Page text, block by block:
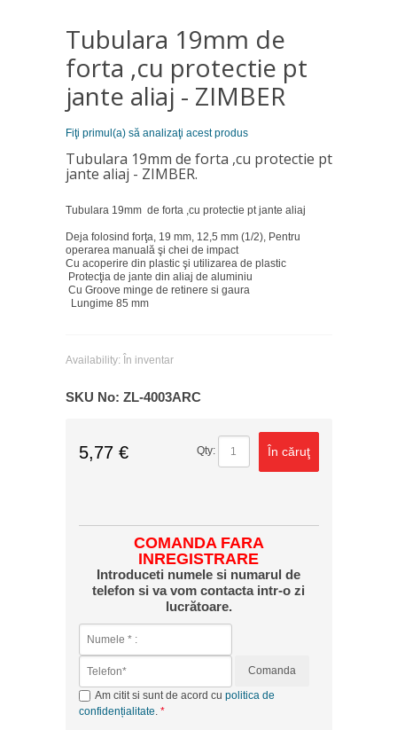
Tubulara 19mm de
forta ,cu protectie pt
jante aliaj - ZIMBER
Fiţi primul(a) să analizaţi acest produs
Tubulara 19mm de forta ,cu protectie pt
jante aliaj - ZIMBER.
Tubulara 19mm de forta ,cu protectie pt jante aliaj
Deja folosind forţa, 19 mm, 12,5 mm (1/2), Pentru
operarea manuală şi chei de impact
Cu acoperire din plastic şi utilizarea de plastic
Protecţia de jante din aliaj de aluminiu
Cu Groove minge de retinere si gaura
Lungime 85 mm
Availability: În inventar
SKU No: ZL-4003ARC
5,77 € Qty: În căruţ
COMANDA FARA
INREGISTRARE
Introduceti numele si numarul de
telefon si va vom contacta intr-o zi
lucrătoare.
Comanda
Am citit si sunt de acord cu politica de
confidențialitate